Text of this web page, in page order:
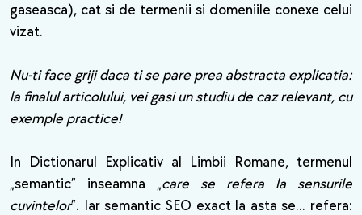
gaseasca), cat si de termenii si domeniile conexe celui
vizat.
Nu-ti face griji daca ti se pare prea abstracta explicatia:
la finalul articolului, vei gasi un studiu de caz relevant, cu
exemple practice!
In Dictionarul Explicativ al Limbii Romane, termenul
„semantic” inseamna „care se refera la sensurile
cuvintelor”. Iar semantic SEO exact la asta se... refera: